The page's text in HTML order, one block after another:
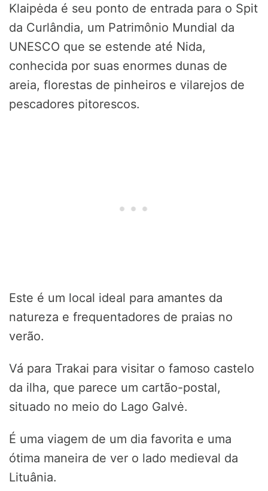
Klaipėda é seu ponto de entrada para o Spit
da Curlândia, um Patrimônio Mundial da
UNESCO que se estende até Nida,
conhecida por suas enormes dunas de
areia, florestas de pinheiros e vilarejos de
pescadores pitorescos.
Este é um local ideal para amantes da
natureza e frequentadores de praias no
verão.
Vá para Trakai para visitar o famoso castelo
da ilha, que parece um cartão-postal,
situado no meio do Lago Galvė.
É uma viagem de um dia favorita e uma
ótima maneira de ver o lado medieval da
Lituânia.